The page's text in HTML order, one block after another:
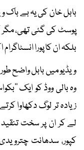
بابل خان کی یہ بے باک
پوسٹ کی گئی تھی،
بلکہ ان کا پورا
ویڈیو میں بابل واضح
وہ بالی ووڈ کو ایک
زیادہ تر لوگ دکھاوا
لے کر ان پر سخت تنقید
کپور، سدھانت